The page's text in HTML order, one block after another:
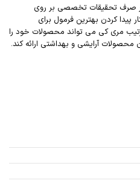
صرف تحقیقات تخصصی بر روی
کردن بهترین فرمول برای
مری کی می تواند محصولات خود را
محصولات آرایشی و بهداشتی ارائه کند.